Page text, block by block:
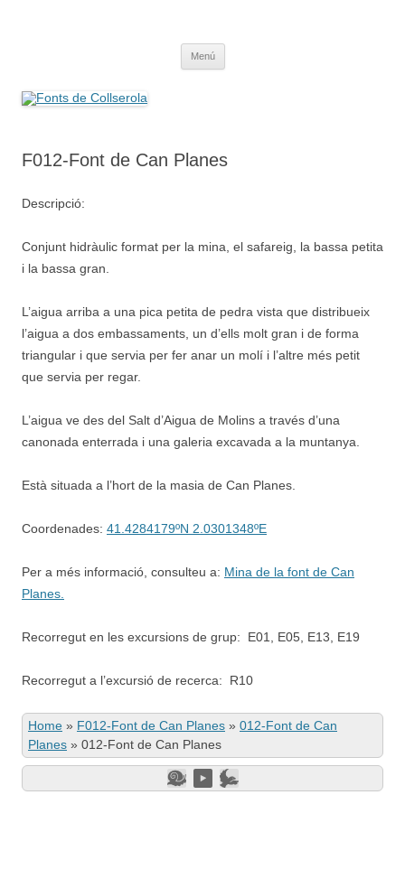
Menú
F012-Font de Can Planes
Descripció:
Conjunt hidràulic format per la mina, el safareig, la bassa petita
i la bassa gran.
L’aigua arriba a una pica petita de pedra vista que distribueix
l’aigua a dos embassaments, un d’ells molt gran i de forma
triangular i que servia per fer anar un molí i l’altre més petit
que servia per regar.
L’aigua ve des del Salt d’Aigua de Molins a través d’una
canonada enterrada i una galeria excavada a la muntanya.
Està situada a l’hort de la masia de Can Planes.
Coordenades: 41.4284179ºN 2.0301348ºE
Per a més informació, consulteu a: Mina de la font de Can
Planes.
Recorregut en les excursions de grup: E01, E05, E13, E19
Recorregut a l’excursió de recerca: R10
Home » F012-Font de Can Planes » 012-Font de Can
Planes » 012-Font de Can Planes